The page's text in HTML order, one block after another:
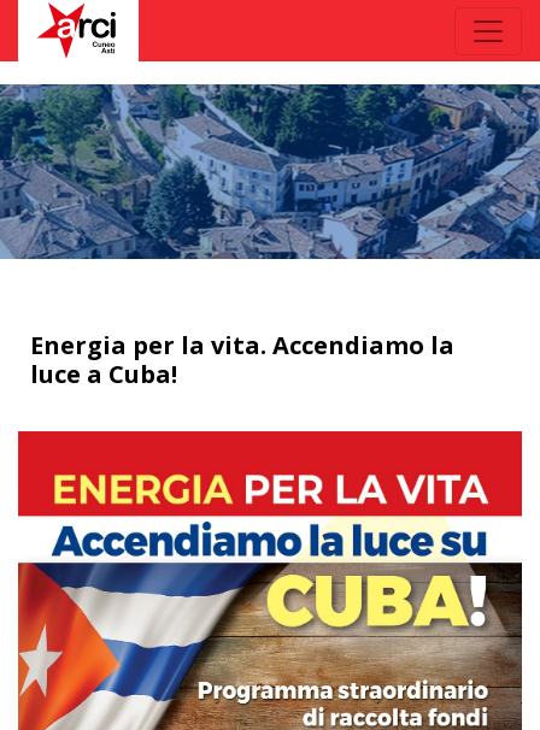
Energia per la vita. Accendiamo la
luce a Cuba!